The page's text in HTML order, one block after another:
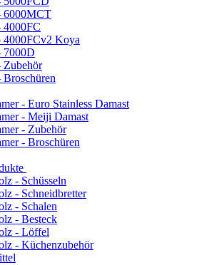
6000MCT
Koya
7000D
- Euro Stainless Damast
- Meiji Damast
- Zubehör
- Broschüren
- Schüsseln
- Schneidbretter
- Schalen
- Besteck
- Löffel
- Küchenzubehör